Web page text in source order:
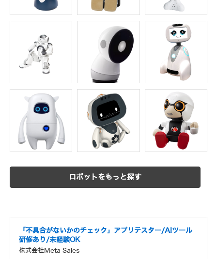
ロボットをもっと探す
「不具合がないかのチェック」アプリテスター/AIツール
研修あり/未経験OK
株式会社Meta Sales